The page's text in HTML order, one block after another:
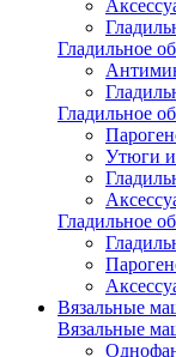
Гладильное
Гладильное
Утюги
Гладильное
Вязальные
Вязальные